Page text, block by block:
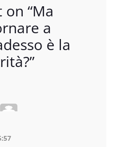
“Ma
a
è la
”